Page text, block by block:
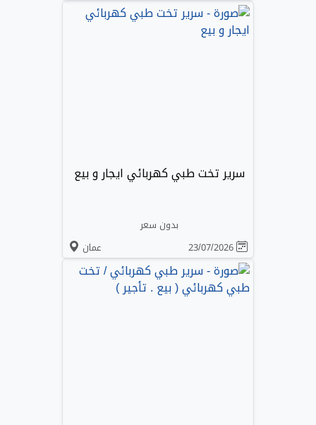
سرير تخت طبي كهربائي ايجار و بيع
بدون سعر
عمان